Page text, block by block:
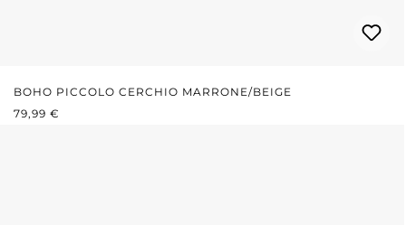
BOHO PICCOLO CERCHIO MARRONE/BEIGE
PREZZO NORMALE:
79,99 €